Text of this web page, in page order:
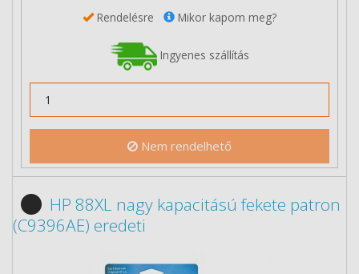
Rendelésre Mikor kapom meg?
Ingyenes szállítás
Nem rendelhető
HP 88XL nagy kapacitású fekete patron
(C9396AE) eredeti